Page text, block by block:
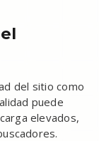
del sitio como
puede
elevados,